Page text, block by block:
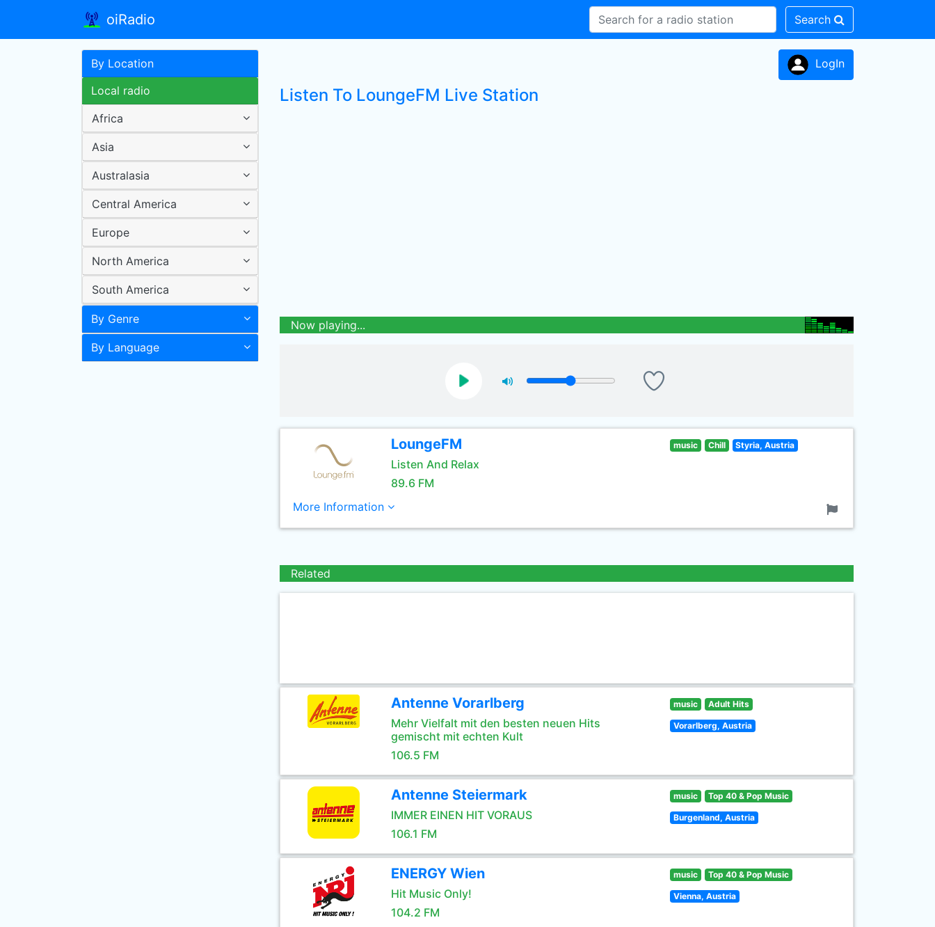
oiRadio Search
By Location
Local radio
Africa
Asia
Australasia
Central America
Europe
North America
South America
By Genre
By Language
LogIn
Listen To LoungeFM Live Station
Now playing...
LoungeFM
Listen And Relax
89.6 FM
music Chill Styria, Austria
More Information
Related
Antenne Vorarlberg
Mehr Vielfalt mit den besten neuen Hits
gemischt mit echten Kult
106.5 FM
music Adult Hits
Vorarlberg, Austria
Antenne Steiermark
IMMER EINEN HIT VORAUS
106.1 FM
music Top 40 & Pop Music
Burgenland, Austria
ENERGY Wien
Hit Music Only!
104.2 FM
music Top 40 & Pop Music
Vienna, Austria